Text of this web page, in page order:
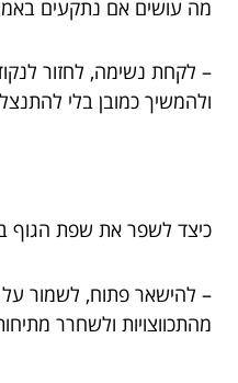
מה עושים אם נתקעים
– לקחת נשימה, לחזור
ולהמשיך כמובן בלי
כיצד לשפר את שפת הגוף
– להישאר פתוח, לשמור
מהתכווצויות ולשחרר